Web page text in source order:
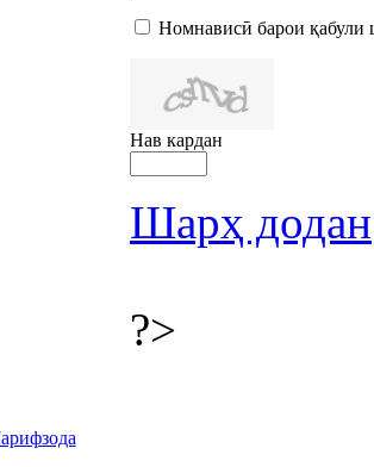
Номнависӣ барои қабули
Нав кардан
Шарҳ додан
?>